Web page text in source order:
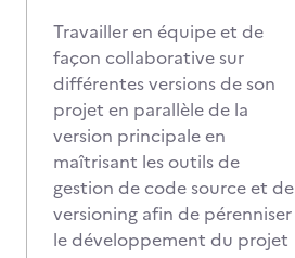
Travailler en équipe et de
façon collaborative sur
différentes versions de son
projet en parallèle de la
version principale en
maîtrisant les outils de
gestion de code source et de
versioning afin de pérenniser
le développement du projet